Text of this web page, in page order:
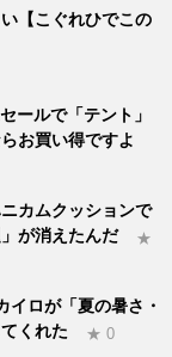
【こぐれひでこの
ールで「テント」
お買い得ですよ
カムクッションで
が消えたんだ
★
イロが「夏の暑さ・
くれた
★ 0